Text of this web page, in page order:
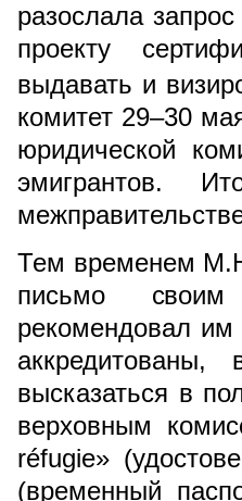
разослала
проекту
выдавать и
комитет 29–30
юридической
эмигрантов.
Тем временем
письмо своим
рекомендовал им
высказаться в
верховным
réfugiе»
(временный